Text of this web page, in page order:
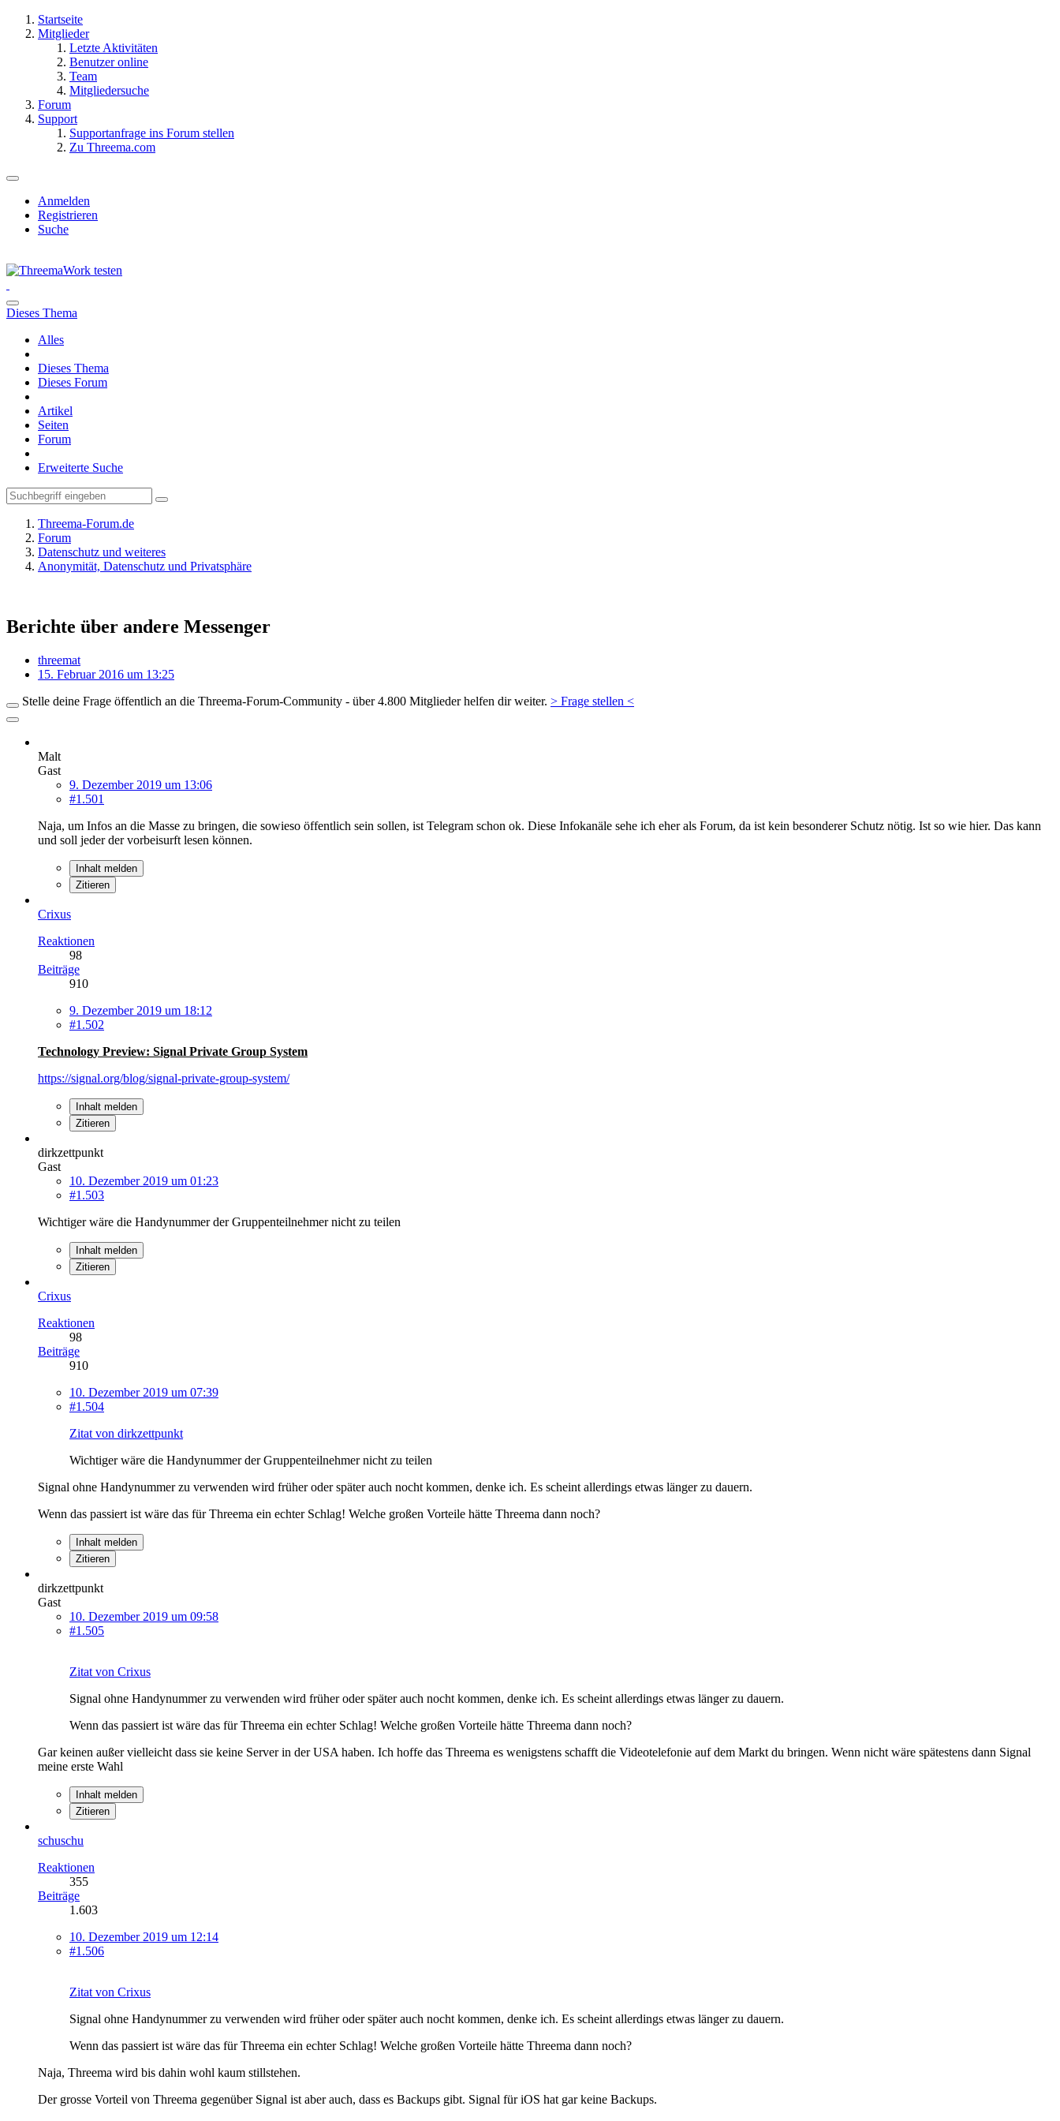
Startseite
Mitglieder
Letzte Aktivitäten
Benutzer online
Team
Mitgliedersuche
Forum
Support
Supportanfrage ins Forum stellen
Zu Threema.com
Anmelden
Registrieren
Suche
Dieses Thema
Alles
Dieses Thema
Dieses Forum
Artikel
Seiten
Forum
Erweiterte Suche
Threema-Forum.de
Forum
Datenschutz und weiteres
Anonymität, Datenschutz und Privatsphäre
Berichte über andere Messenger
threemat
15. Februar 2016 um 13:25
Stelle deine Frage öffentlich an die Threema-Forum-Community - über 4.800 Mitglieder helfen dir weiter. > Frage stellen <
Malt
Gast
9. Dezember 2019 um 13:06
#1.501
Naja, um Infos an die Masse zu bringen, die sowieso öffentlich sein sollen, ist Telegram schon ok. Diese Infokanäle sehe ich eher als Forum, da ist kein besonderer Schutz nötig. Ist so wie hier. Das kann
und soll jeder der vorbeisurft lesen können.
Inhalt melden
Zitieren
Crixus
Reaktionen
98
Beiträge
910
9. Dezember 2019 um 18:12
#1.502
Technology Preview: Signal Private Group System
https://signal.org/blog/signal-private-group-system/
Inhalt melden
Zitieren
dirkzettpunkt
Gast
10. Dezember 2019 um 01:23
#1.503
Wichtiger wäre die Handynummer der Gruppenteilnehmer nicht zu teilen
Inhalt melden
Zitieren
Crixus
Reaktionen
98
Beiträge
910
10. Dezember 2019 um 07:39
#1.504
Zitat von dirkzettpunkt
Wichtiger wäre die Handynummer der Gruppenteilnehmer nicht zu teilen
Signal ohne Handynummer zu verwenden wird früher oder später auch nocht kommen, denke ich. Es scheint allerdings etwas länger zu dauern.
Wenn das passiert ist wäre das für Threema ein echter Schlag! Welche großen Vorteile hätte Threema dann noch?
Inhalt melden
Zitieren
dirkzettpunkt
Gast
10. Dezember 2019 um 09:58
#1.505
Zitat von Crixus
Signal ohne Handynummer zu verwenden wird früher oder später auch nocht kommen, denke ich. Es scheint allerdings etwas länger zu dauern.
Wenn das passiert ist wäre das für Threema ein echter Schlag! Welche großen Vorteile hätte Threema dann noch?
Gar keinen außer vielleicht dass sie keine Server in der USA haben. Ich hoffe das Threema es wenigstens schafft die Videotelefonie auf dem Markt du bringen. Wenn nicht wäre spätestens dann Signal
meine erste Wahl
Inhalt melden
Zitieren
schuschu
Reaktionen
355
Beiträge
1.603
10. Dezember 2019 um 12:14
#1.506
Zitat von Crixus
Signal ohne Handynummer zu verwenden wird früher oder später auch nocht kommen, denke ich. Es scheint allerdings etwas länger zu dauern.
Wenn das passiert ist wäre das für Threema ein echter Schlag! Welche großen Vorteile hätte Threema dann noch?
Naja, Threema wird bis dahin wohl kaum stillstehen.
Der grosse Vorteil von Threema gegenüber Signal ist aber auch, dass es Backups gibt. Signal für iOS hat gar keine Backups.